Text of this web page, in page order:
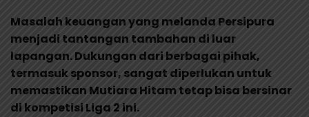
Masalah keuangan yang melanda Persipura
menjadi tantangan tambahan di luar
lapangan. Dukungan dari berbagai pihak,
termasuk sponsor, sangat diperlukan untuk
memastikan Mutiara Hitam tetap bisa bersinar
di kompetisi Liga 2 ini.